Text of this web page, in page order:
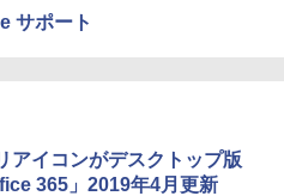
Kindle Colorsoft | 16GBストレ
サポート
アイコンがデスクトップ版
365」2019年4月更新